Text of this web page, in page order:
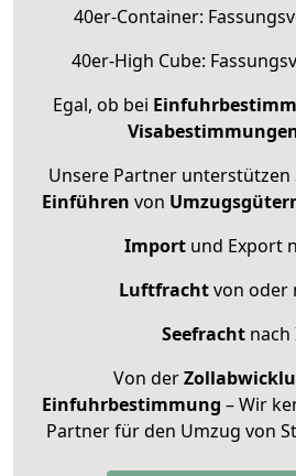
40er-Container:
40er-High Cube:
Egal, ob bei
Unsere Partner unterstützen
Einführen von
Importund Export
Luftfrachtvon oder
Seefrachtnach
Von der
Einfuhrbestimmung – Wir
Partner für den Umzug von